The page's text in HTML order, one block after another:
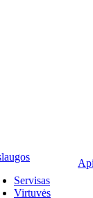
Servisas
Virtuvės